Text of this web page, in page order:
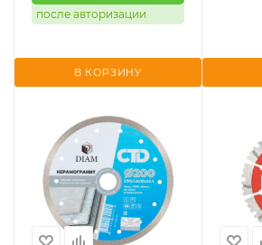
после авторизации
В КОРЗИНУ